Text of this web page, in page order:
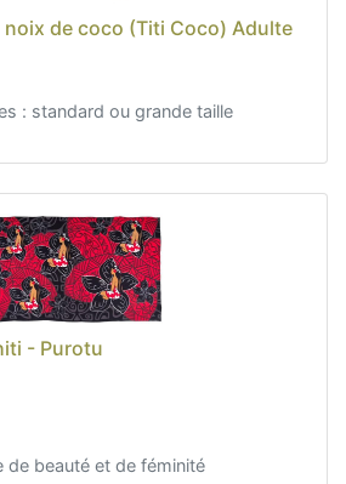
de coco (Titi Coco) Adulte
: standard ou grande taille
- Purotu
de beauté et de féminité